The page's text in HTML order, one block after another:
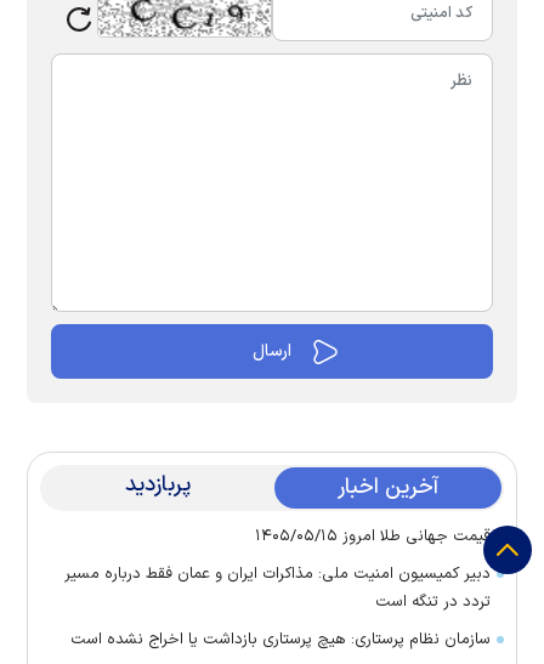
آخرین اخبار پربازدید
قیمت جهانی طلا امروز ۱۴۰۵/۰۵/۱۵
دبیر کمیسیون امنیت ملی: مذاکرات ایران و عمان فقط درباره مسیر
تردد در تنگه است
سازمان نظام پرستاری: هیچ پرستاری بازداشت یا اخراج نشده است